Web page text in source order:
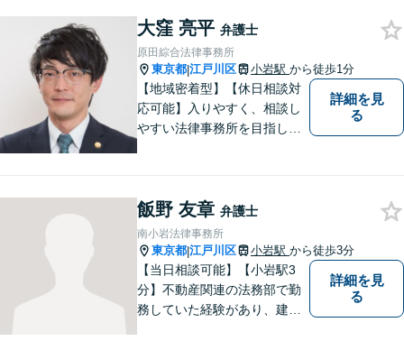
でお困りの方は、お一人で抱
え込むことなく、お気軽にご
相談ください。
大窪 亮平 弁護士
原田綜合法律事務所
東京都|江戸川区 小岩駅 から徒歩1分
【地域密着型】【休日相談対
応可能】入りやすく、相談し
やすい法律事務所を目指して
に対応可能。是非一度お気軽
にご相談ください。
詳細を見
る
飯野 友章 弁護士
南小岩法律事務所
東京都|江戸川区 小岩駅 から徒歩3分
【当日相談可能】【小岩駅3
分】不動産関連の法務部で勤
務していた経験があり、建築
詳細を見
る